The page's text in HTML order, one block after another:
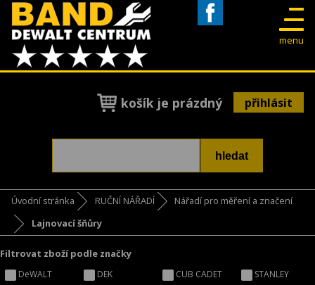
menu
košík je prázdný přihlásit
Úvodní stránka RUČNÍ NÁŘADÍ
Nářadí pro měření a značení
Lajnovací šňůry
Filtrovat zboží podle značky
DeWALT DEK CUB CADET STANLEY